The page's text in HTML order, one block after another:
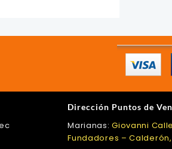
Dirección Puntos de
Marianas:Giovanni
Fundadores – Calderón,